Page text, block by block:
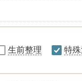
生前整理 特